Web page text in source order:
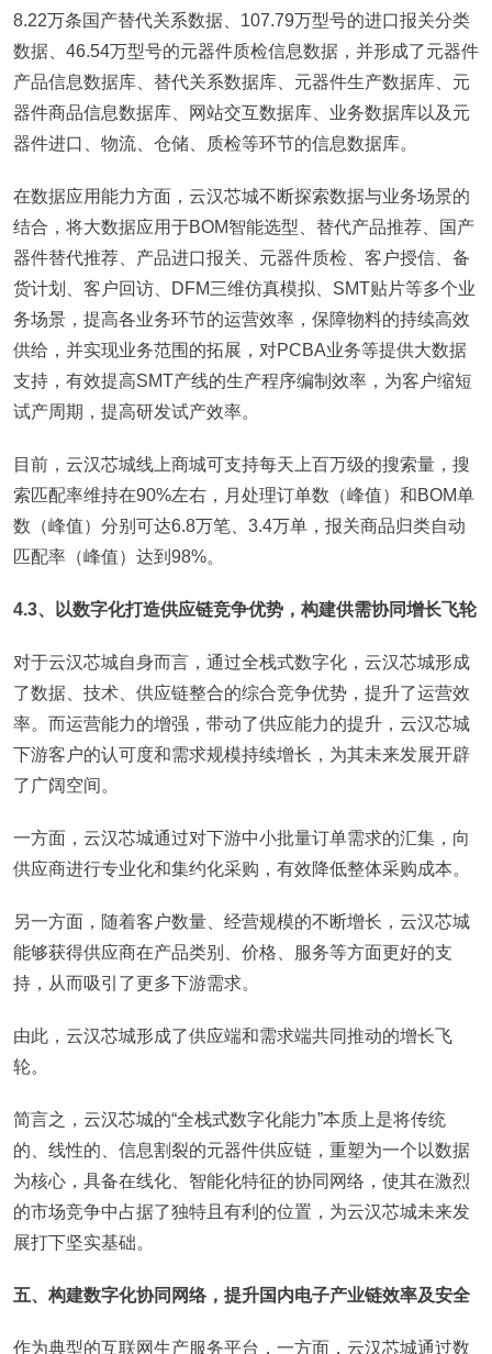
8.22万条国产替代关系数据、107.79万型号的进口报关分类
数据、46.54万型号的元器件质检信息数据，并形成了元器件
产品信息数据库、替代关系数据库、元器件生产数据库、元
器件商品信息数据库、网站交互数据库、业务数据库以及元
器件进口、物流、仓储、质检等环节的信息数据库。
在数据应用能力方面，云汉芯城不断探索数据与业务场景的
结合，将大数据应用于BOM智能选型、替代产品推荐、国产
器件替代推荐、产品进口报关、元器件质检、客户授信、备
货计划、客户回访、DFM三维仿真模拟、SMT贴片等多个业
务场景，提高各业务环节的运营效率，保障物料的持续高效
供给，并实现业务范围的拓展，对PCBA业务等提供大数据
支持，有效提高SMT产线的生产程序编制效率，为客户缩短
试产周期，提高研发试产效率。
目前，云汉芯城线上商城可支持每天上百万级的搜索量，搜
索匹配率维持在90%左右，月处理订单数（峰值）和BOM单
数（峰值）分别可达6.8万笔、3.4万单，报关商品归类自动
匹配率（峰值）达到98%。
4.3、以数字化打造供应链竞争优势，构建供需协同增长飞轮
对于云汉芯城自身而言，通过全栈式数字化，云汉芯城形成
了数据、技术、供应链整合的综合竞争优势，提升了运营效
率。而运营能力的增强，带动了供应能力的提升，云汉芯城
下游客户的认可度和需求规模持续增长，为其未来发展开辟
了广阔空间。
一方面，云汉芯城通过对下游中小批量订单需求的汇集，向
供应商进行专业化和集约化采购，有效降低整体采购成本。
另一方面，随着客户数量、经营规模的不断增长，云汉芯城
能够获得供应商在产品类别、价格、服务等方面更好的支
持，从而吸引了更多下游需求。
由此，云汉芯城形成了供应端和需求端共同推动的增长飞
轮。
简言之，云汉芯城的“全栈式数字化能力”本质上是将传统
的、线性的、信息割裂的元器件供应链，重塑为一个以数据
为核心，具备在线化、智能化特征的协同网络，使其在激烈
的市场竞争中占据了独特且有利的位置，为云汉芯城未来发
展打下坚实基础。
五、构建数字化协同网络，提升国内电子产业链效率及安全
作为典型的互联网生产服务平台，一方面，云汉芯城通过数